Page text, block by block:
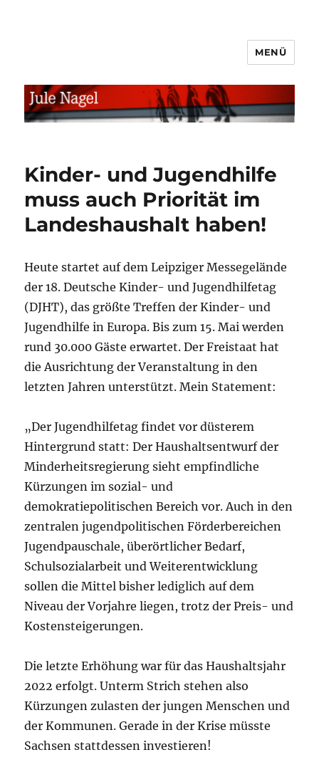
MENÜ
Kinder- und Jugendhilfe
muss auch Priorität im
Landeshaushalt haben!
Heute startet auf dem Leipziger Messegelände
der 18. Deutsche Kinder- und Jugendhilfetag
(DJHT), das größte Treffen der Kinder- und
Jugendhilfe in Europa. Bis zum 15. Mai werden
rund 30.000 Gäste erwartet. Der Freistaat hat
die Ausrichtung der Veranstaltung in den
letzten Jahren unterstützt. Mein Statement:
„Der Jugendhilfetag findet vor düsterem
Hintergrund statt: Der Haushaltsentwurf der
Minderheitsregierung sieht empfindliche
Kürzungen im sozial- und
demokratiepolitischen Bereich vor. Auch in den
zentralen jugendpolitischen Förderbereichen
Jugendpauschale, überörtlicher Bedarf,
Schulsozialarbeit und Weiterentwicklung
sollen die Mittel bisher lediglich auf dem
Niveau der Vorjahre liegen, trotz der Preis- und
Kostensteigerungen.
Die letzte Erhöhung war für das Haushaltsjahr
2022 erfolgt. Unterm Strich stehen also
Kürzungen zulasten der jungen Menschen und
der Kommunen. Gerade in der Krise müsste
Sachsen stattdessen investieren!